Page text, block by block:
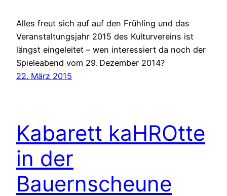
Alles freut sich auf auf den Frühling und das
Veranstaltungsjahr 2015 des Kulturvereins ist
längst eingeleitet – wen interessiert da noch der
Spieleabend vom 29. Dezember 2014?
22. März 2015
Kabarett kaHROtte
in der
Bauernscheune